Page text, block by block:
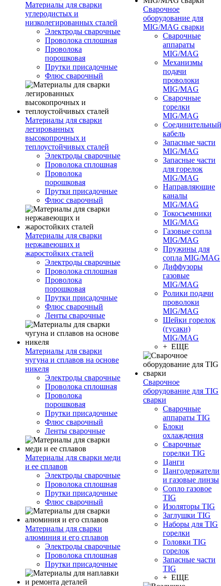
Материалы для сварки
углеродистых и
низколегированных сталей
Электроды сварочные
Проволока сплошная
Проволока
порошковая
Прутки присадочные
Флюс сварочный
Материалы для сварки
легированных
высокопрочных и
теплоустойчивых сталей
Электроды сварочные
Проволока сплошная
Проволока
порошковая
Прутки присадочные
Флюс сварочный
Материалы для сварки
нержавеющих и
жаростойких сталей
Электроды сварочные
Проволока сплошная
Проволока
порошковая
Прутки присадочные
Флюс сварочный
Ленты сварочные
Материалы для сварки
чугуна и сплавов на основе
никеля
Электроды сварочные
Проволока сплошная
Проволока
порошковая
Прутки присадочные
Флюс сварочный
Ленты сварочные
Материалы для сварки меди
и ее сплавов
Электроды сварочные
Проволока сплошная
Прутки присадочные
Флюс сварочный
Материалы для сварки
алюминия и его сплавов
Электроды сварочные
Проволока сплошная
Прутки присадочные
Сварочное
оборудование для
MIG/MAG сварки
Сварочные
аппараты
MIG/MAG
Механизмы
подачи
проволоки
MIG/MAG
Сварочные
горелки
MIG/MAG
Соединительный
кабель
Запасные части
MIG/MAG
Запасные части
для горелок
MIG/MAG
Направляющие
каналы
MIG/MAG
Токосъемники
MIG/MAG
Газовые сопла
MIG/MAG
Пружины для
сопла MIG/MAG
Диффузоры
газовые
MIG/MAG
Ролики подачи
проволоки
MIG/MAG
Шейки горелок
(гусаки)
MIG/MAG
+ ЕЩЕ
Сварочное
оборудование для TIG
сварки
Сварочные
аппараты TIG
Блоки
охлаждения
Сварочные
горелки TIG
Цанги
Цангодержатели
и газовые линзы
Сопло газовое
TIG
Изоляторы TIG
Заглушки TIG
Наборы для TIG
горелки
Головки TIG
горелок
Запасные части
TIG
+ ЕЩЕ